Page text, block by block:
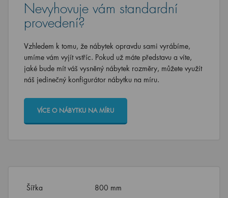
Nevyhovuje vám standardní
provedení?
Vzhledem k tomu, že nábytek opravdu sami vyrábíme,
umíme vám vyjít vstříc. Pokud už máte představu a víte,
jaké bude mít váš vysněný nábytek rozměry, můžete využít
náš jedinečný konfigurátor nábytku na míru.
VÍCE O NÁBYTKU NA MÍRU
Šířka
800 mm